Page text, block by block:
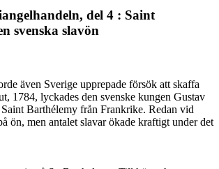
del 4 : Saint
svenska slavön
även Sverige upprepade försök att skaffa
1784, lyckades den svenske kungen Gustav
Barthélemy från Frankrike. Redan vid
ön, men antalet slavar ökade kraftigt under det